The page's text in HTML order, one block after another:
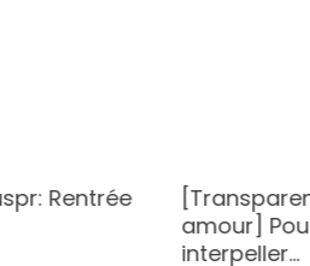
Rentrée
amour]
interpeller…